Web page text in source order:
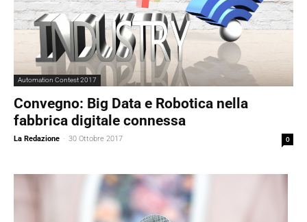
Automation Contest 2017
Convegno: Big Data e Robotica nella
fabbrica digitale connessa
La Redazione - 30 Ottobre 2017 0